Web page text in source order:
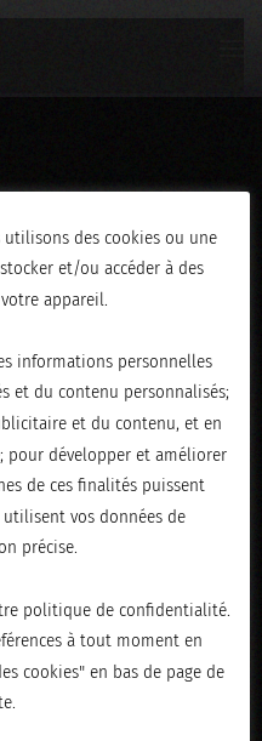
des cookies ou une
et/ou accéder à des
appareil.
informations personnelles
et du contenu personnalisés;
et du contenu, et en
pour développer et améliorer
de ces finalités puissent
vos données de
précise.
politique de confidentialité.
à tout moment en
cookies" en bas de page de